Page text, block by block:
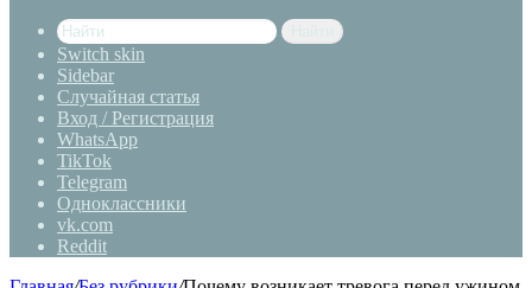
Switch skin
Sidebar
Случайная статья
Вход / Регистрация
WhatsApp
TikTok
Telegram
Одноклассники
vk.com
Reddit